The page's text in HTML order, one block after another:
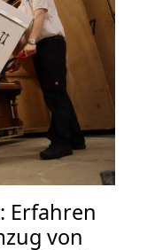
Erfahren
von